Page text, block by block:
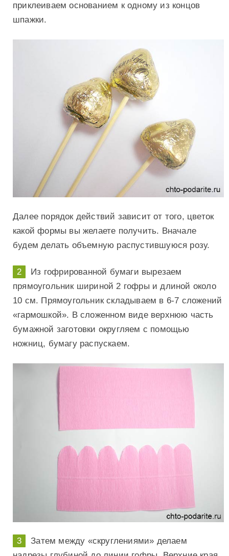
приклеиваем основанием к одному из концов
шпажки.
Далее порядок действий зависит от того, цветок
какой формы вы желаете получить. Вначале
будем делать объемную распустившуюся розу.
Из гофрированной бумаги вырезаем
прямоугольник шириной 2 гофры и длиной около
10 см. Прямоугольник складываем в 6-7 сложений
«гармошкой». В сложенном виде верхнюю часть
бумажной заготовки округляем с помощью
ножниц, бумагу распускаем.
Затем между «скруглениями» делаем